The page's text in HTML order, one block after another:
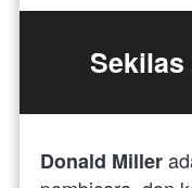
Sekilas
Donald Miller